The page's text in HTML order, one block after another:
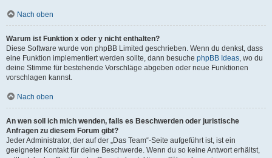
Nach oben
Warum ist Funktion x oder y nicht enthalten?
Diese Software wurde von phpBB Limited geschrieben. Wenn du denkst, dass
eine Funktion implementiert werden sollte, dann besuche phpBB Ideas , wo du
deine Stimme für bestehende Vorschläge abgeben oder neue Funktionen
vorschlagen kannst.
Nach oben
An wen soll ich mich wenden, falls es Beschwerden oder juristische
Anfragen zu diesem Forum gibt?
Jeder Administrator, der auf der „Das Team“-Seite aufgeführt ist, ist ein
geeigneter Kontakt für deine Beschwerde. Wenn du so keine Antwort erhältst,